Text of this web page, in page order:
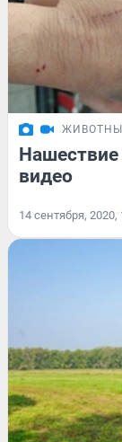
Нашествие
видео
14 сентября, 2020,